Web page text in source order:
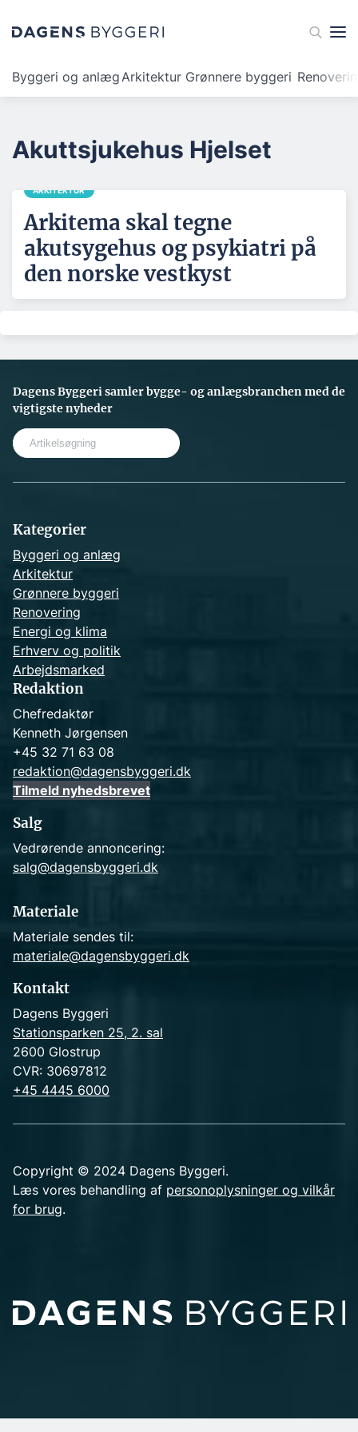
Byggeri og anlægArkitektur Grønnere byggeri
Akuttsjukehus Hjelset
ARKITEKTUR
Arkitema skal tegne
akutsygehus og psykiatri på
den norske vestkyst
Dagens Byggeri samler bygge- og anlægsbranchen med de
vigtigste nyheder
Kategorier
Byggeri og anlæg
Arkitektur
Grønnere byggeri
Renovering
Energi og klima
Erhverv og politik
Arbejdsmarked
Redaktion
Chefredaktør
Kenneth Jørgensen
+45 32 71 63 08
redaktion@dagensbyggeri.dk
Tilmeld nyhedsbrevet
Salg
Vedrørende annoncering:
salg@dagensbyggeri.dk
Materiale
Materiale sendes til:
materiale@dagensbyggeri.dk
Kontakt
Dagens Byggeri
Stationsparken 25, 2. sal
2600 Glostrup
CVR: 30697812
+45 4445 6000
Copyright © 2024 Dagens Byggeri.
Læs vores behandling af personoplysninger og vilkår
for brug.